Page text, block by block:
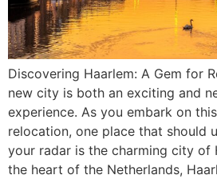
Discovering Haarlem: A Gem for
new city is both an exciting and
experience. As you embark on
relocation, one place that should
your radar is the charming city of
the heart of the Netherlands,